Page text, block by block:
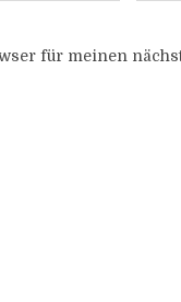
für meinen